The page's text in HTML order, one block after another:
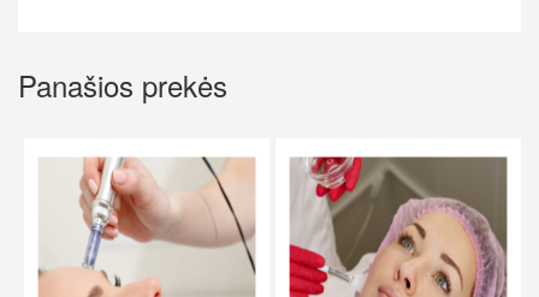
Panašios prekės